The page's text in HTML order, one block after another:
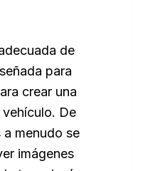
de
para
crear una
De
menudo se
imágenes